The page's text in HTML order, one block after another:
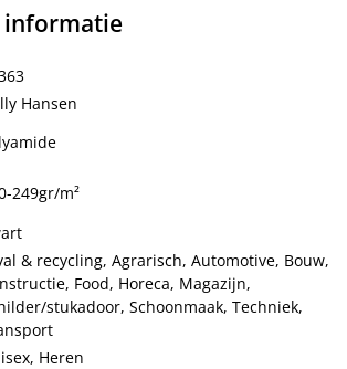
informatie
Hansen
249gr/m²
& recycling, Agrarisch, Automotive, Bouw,
Food, Horeca, Magazijn,
stukadoor, Schoonmaak, Techniek,
Heren